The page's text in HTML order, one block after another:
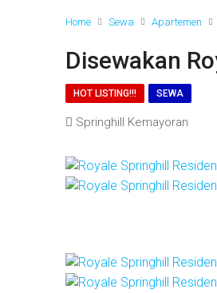
Home Sewa Apartemen
Disewakan
HOT LISTING!!! SEWA
Springhill Kemayoran